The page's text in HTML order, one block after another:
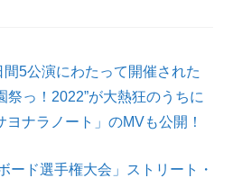
5公演にわたって開催された
祭っ！2022”が大熱狂のうちに
ナラノート」のMVも公開！
ード選手権大会」ストリート・